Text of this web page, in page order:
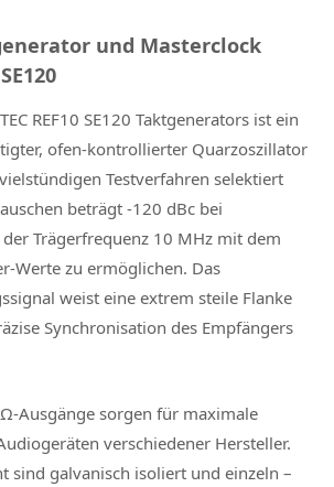
und Masterclock
REF10 SE120 Taktgenerators ist ein
ofen‑kontrollierter Quarzoszillator
Testverfahren selektiert
beträgt ‑120 dBc bei
der Trägerfrequenz 10 MHz mit dem
zu ermöglichen. Das
weist eine extrem steile Flanke
Synchronisation des Empfängers
sorgen für maximale
verschiedener Hersteller.
sind galvanisch isoliert und einzeln –